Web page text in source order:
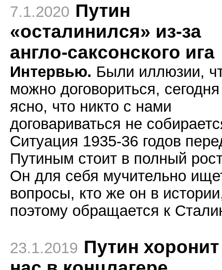
7.1.2020 Путин
«осталинился» из-за
англо-саксонского ига
Интервью. Были иллюзии,
можно договориться, сегодня
ясно, что никто с нами
договариваться не
Ситуация 1935-36 годов
Путиным стоит в полный
Он для себя мучительно
вопросы, кто же он в
поэтому обращается к
23.1.2019 Путин хоронит